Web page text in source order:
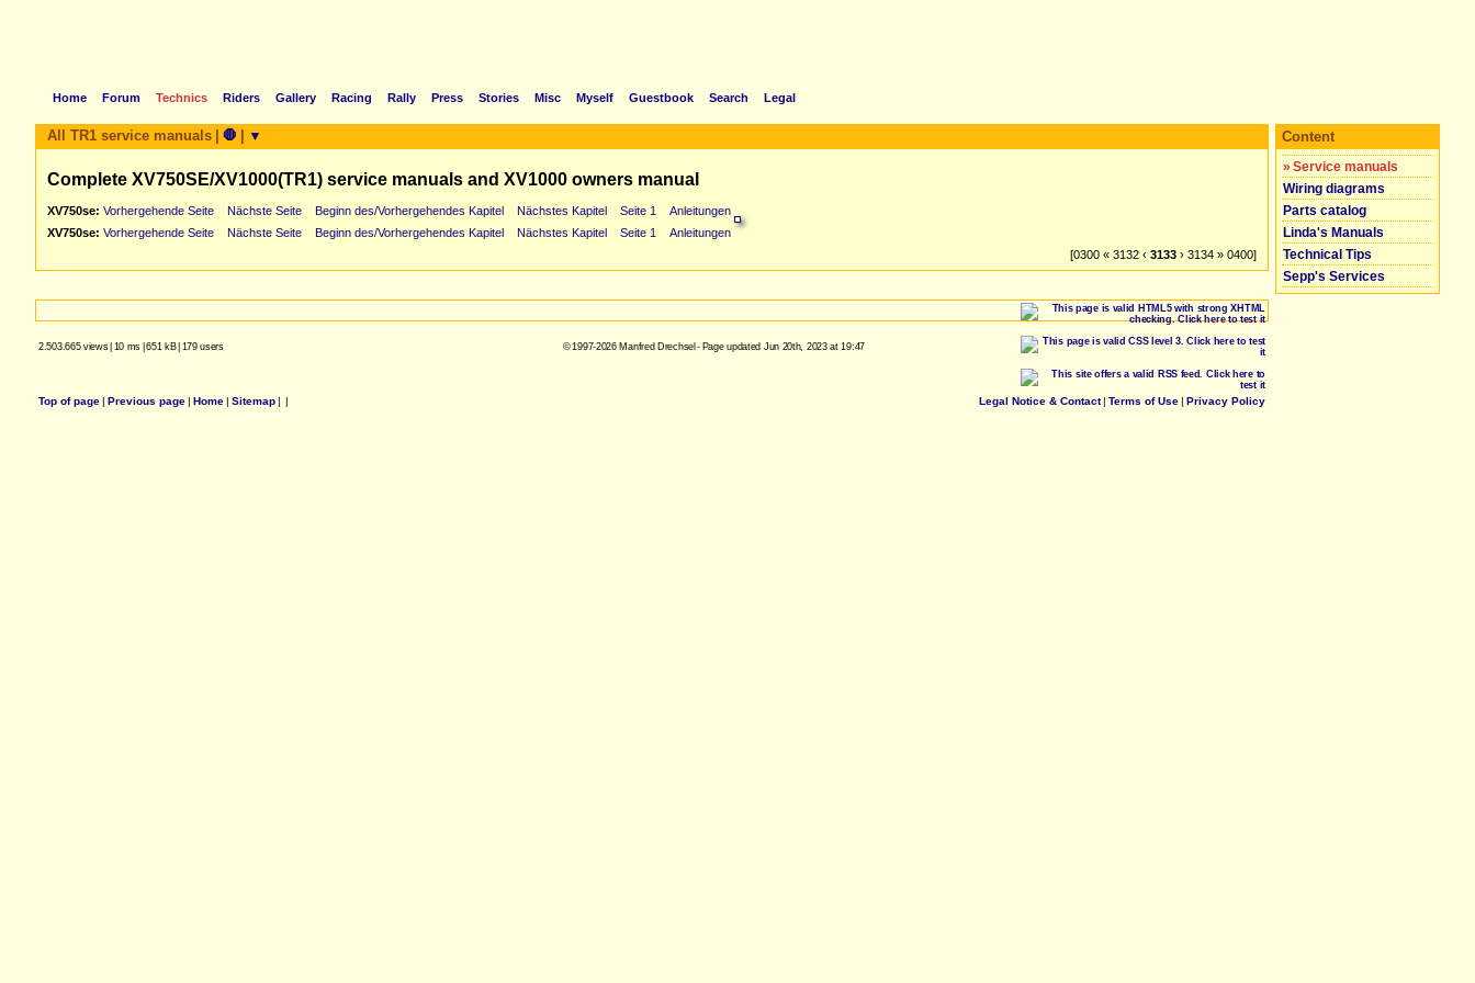
Home Forum Technics Riders Gallery Racing Rally Press Stories Misc Myself Guestbook Search Legal
All TR1 service manuals 🛑 ▼
Complete XV750SE/XV1000(TR1) service manuals and XV1000 owners manual
XV750se: Vorhergehende Seite Nächste Seite Beginn des/Vorhergehendes Kapitel Nächstes Kapitel Seite 1
Anleitungen
XV750se: Vorhergehende Seite Nächste Seite Beginn des/Vorhergehendes Kapitel Nächstes Kapitel Seite 1
Anleitungen
[0300 « 3132 ‹ 3133 › 3134 » 0400]
Content
» Service manuals
Wiring diagrams
Parts catalog
Linda's Manuals
Technical Tips
Sepp's Services
2.503.665 views| 10 ms |651 kB| 179 users © 1997-2026 Manfred Drechsel - Page updated Jun 20th, 2023 at 19:47
Top of page| Previous page| Home| Sitemap| | Legal Notice & Contact| Terms of Use| Privacy Policy